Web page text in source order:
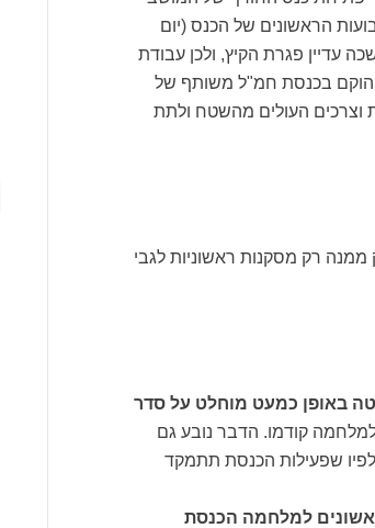
ועד תום ששת השבועות הראשונים של הכנס (יום
נמשכה עדיין פגרת הקיץ, ולכן עבודת
הוקם בכנסת חמ"ל משותף של
וצרכים העולים מהשטח ולתת
רק מסקנות ראשוניות לגבי
באופן כמעט מוחלט על סדר
למלחמה קודמו. הדבר נובע גם
שלפיו שפעילות הכנסת תתמקד
למלחמה הכנסת